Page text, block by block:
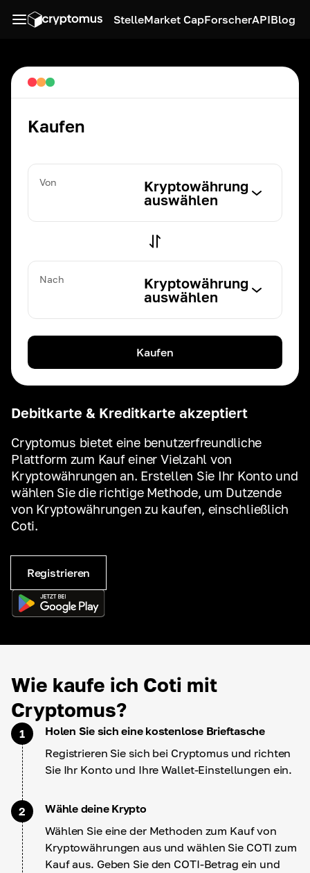
StelleMarket CapForscherAPIBlog
Debitkarte & Kreditkarte akzeptiert
Cryptomus bietet eine benutzerfreundliche
Plattform zum Kauf einer Vielzahl von
Kryptowährungen an. Erstellen Sie Ihr Konto und
wählen Sie die richtige Methode, um Dutzende
von Kryptowährungen zu kaufen, einschließlich
Coti.
Registrieren
Kaufen
Von
Kryptowährung
auswählen
Nach
Kryptowährung
auswählen
Kaufen
Wie kaufe ich Coti mit
Cryptomus?
1
Holen Sie sich eine kostenlose Brieftasche
Registrieren Sie sich bei Cryptomus und richten
Sie Ihr Konto und Ihre Wallet-Einstellungen ein.
2
Wähle deine Krypto
Wählen Sie eine der Methoden zum Kauf von
Kryptowährungen aus und wählen Sie COTI zum
Kauf aus. Geben Sie den COTI-Betrag ein und